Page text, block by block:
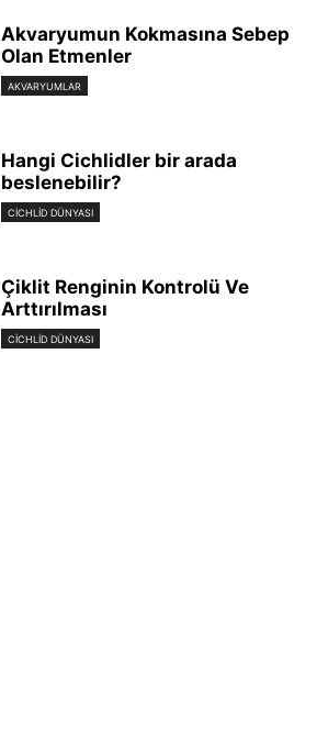
Akvaryumun Kokmasına Sebep
Olan Etmenler
AKVARYUMLAR
Hangi Cichlidler bir arada
beslenebilir?
CICHLID DÜNYASI
Çiklit Renginin Kontrolü Ve
Arttırılması
CICHLID DÜNYASI